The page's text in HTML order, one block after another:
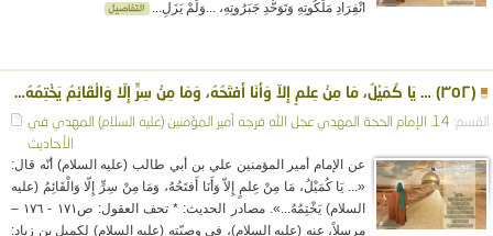
انْفِرَادِ مَلَكُوتِهِ وَتَوَحُّدِ جَبَرُوتِهِ، ...وَلَمْ يَزَلِ...
(٣٥٢) … يَا كُمَيْلُ، مَا مِنْ عِلمٍ إِلاّ وَأَنَا أَفتَحُهُ، وَمَا مِنْ سِرٍّ إِلّا وَالْقَائِمُ يَخْتِمُهُ…
القسم: 14. الإمام الحجة المهدي عجل الله فرجه أمير المؤمنين (عليه السلام) المهدي في
الأحاديث
عن الإمام أمير المؤمنين علي بن أبي طالب (عليه السلام) أنّه قال:
«... يَا كُمَيْلُ، مَا مِنْ عِلمٍ إِلاّ وَأَنَا أَفتَحُهُ، وَمَا مِنْ سِرٍّ إِلّا وَالْقَائِمُ (عليه
السلام) يَخْتِمُهُ...». مصادر الحديث: * تحف العقول: ص١٧١ - ١٧٦ –
مرسلاً، عنه (عليه السلام)، في وصيّته (عليه السلام) لكميل بن زياد: